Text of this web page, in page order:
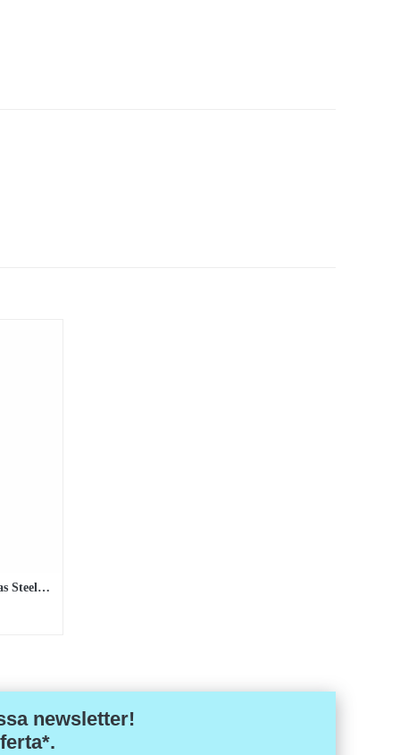
Junta para pino piscinas redondas Steel Pro MAX™ e Power Steel™
newsletter!